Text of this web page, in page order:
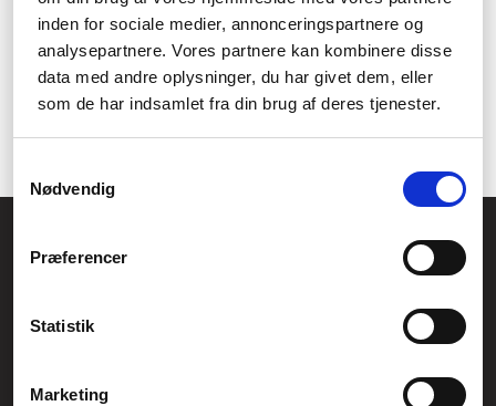
inden for sociale medier, annonceringspartnere og
analysepartnere. Vores partnere kan kombinere disse
data med andre oplysninger, du har givet dem, eller
som de har indsamlet fra din brug af deres tjenester.
Nødvendig
Præferencer
Statistik
Marketing
arktilført scanner fra Brother?
Garantien på en arktilført scanner fra Brother afhænger af
produktet og kan variere. Du kan se garantiperioden i
CVR.: 26208637
Generelle henvendelser:
Service- og reklamationsafdelingen: